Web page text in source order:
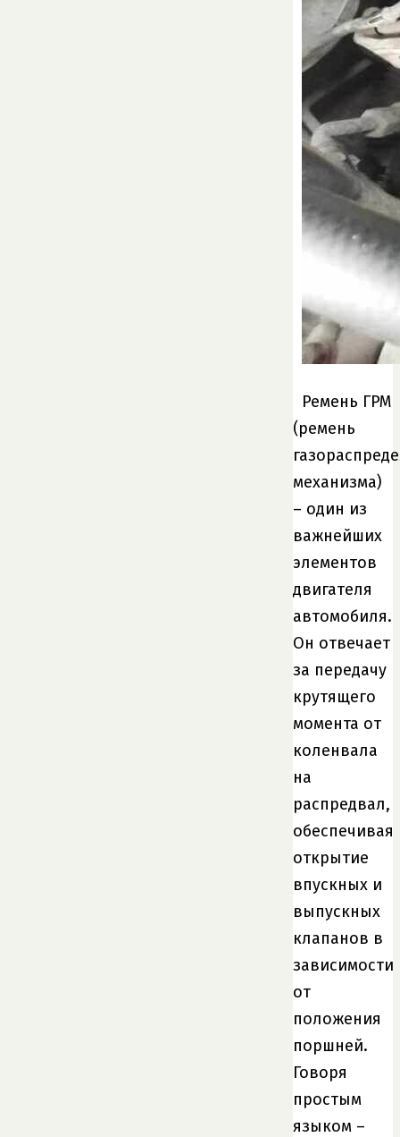
Ремень ГРМ
(ремень
механизма)
– один из
важнейших
элементов
двигателя
автомобиля.
Он отвечает
за передачу
крутящего
момента от
коленвала
на
распредвал,
обеспечивая
открытие
впускных и
выпускных
клапанов в
зависимости
от
положения
поршней.
Говоря
простым
языком –